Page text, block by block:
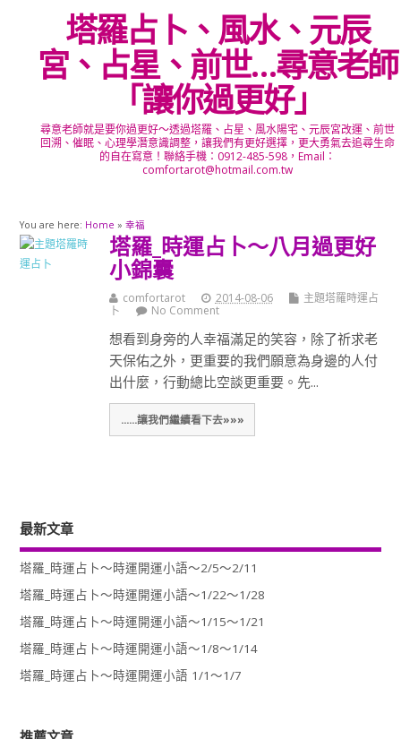
塔羅占卜、風水、元辰
宮、占星、前世…尋意老師
「讓你過更好」
尋意老師就是要你過更好～透過塔羅、占星、風水陽宅、元辰宮改運、前世
回溯、催眠、心理學潛意識調整，讓我們有更好選擇，更大勇氣去追尋生命
的自在寫意！聯絡手機：0912-485-598，Email：
comfortarot@hotmail.com.tw
You are here: Home » 幸福
塔羅_時運占卜～八月過更好
小錦囊
comfortarot 2014-08-06
主題塔羅時運占
卜
No Comment
想看到身旁的人幸福滿足的笑容，除了祈求老
天保佑之外，更重要的我們願意為身邊的人付
出什麼，行動總比空談更重要。先...
......讓我們繼續看下去»»»
最新文章
塔羅_時運占卜～時運開運小語～2/5～2/11
塔羅_時運占卜～時運開運小語～1/22～1/28
塔羅_時運占卜～時運開運小語～1/15～1/21
塔羅_時運占卜～時運開運小語～1/8～1/14
塔羅_時運占卜～時運開運小語 1/1～1/7